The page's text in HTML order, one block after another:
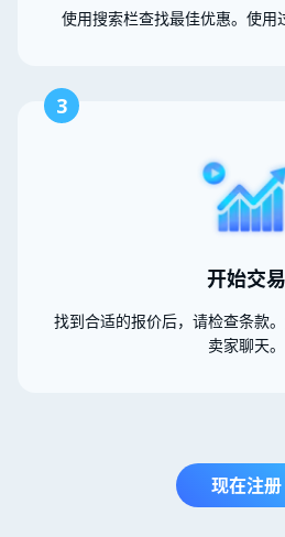
使用搜索栏查找最佳优惠。使用
3
开始交易
找到合适的报价后，请检查条款
卖家聊天。
现在注册